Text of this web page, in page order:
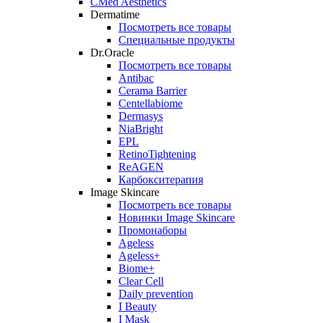
Dermatime
Посмотреть все товары
Специальные продукты
Dr.Oracle
Посмотреть все товары
Antibac
Cerama Barrier
Centellabiome
Dermasys
NiaBright
EPL
RetinoTightening
ReAGEN
Карбокситерапия
Image Skincare
Посмотреть все товары
Новинки Image Skincare
Промонаборы
Ageless
Ageless+
Biome+
Clear Cell
Daily prevention
I Beauty
I Mask